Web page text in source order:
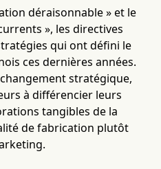
déraisonnable » et le
», les directives
qui ont défini le
ces dernières années.
stratégique,
à différencier leurs
tangibles de la
de fabrication plutôt